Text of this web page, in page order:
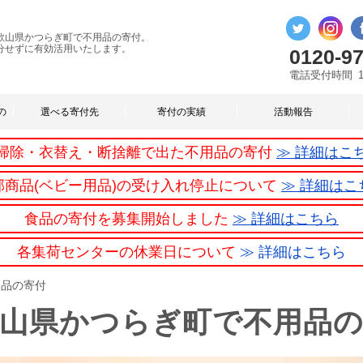
山県かつらぎ町で不用品の寄付。
せずに有効活用いたします。
0120-
電話受付時間
選べる寄付先 寄付の実績 活動報告
除・衣替え・断捨離で出た不用品の寄付 ≫ 詳細はこ
商品(ベビー用品)の受け入れ停止について ≫ 詳細はこ
食品の寄付を募集開始しました ≫ 詳細はこちら
各集荷センターの休業日について ≫ 詳細はこちら
の寄付
県かつらぎ町で不用品